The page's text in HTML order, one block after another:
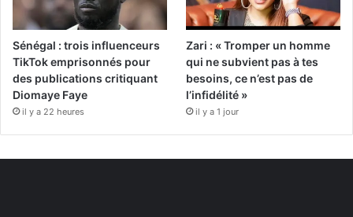
Sénégal : trois influenceurs
TikTok emprisonnés pour
des publications critiquant
Diomaye Faye
il y a 22 heures
Zari : « Tromper un homme
qui ne subvient pas à tes
besoins, ce n’est pas de
l’infidélité »
il y a 1 jour